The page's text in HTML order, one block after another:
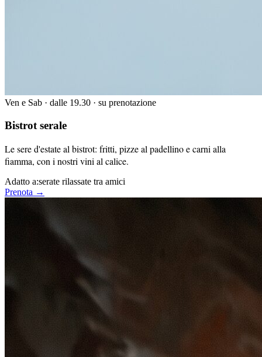
Ven e Sab · dalle 19.30 · su prenotazione
Bistrot serale
Le sere d'estate al bistrot: fritti, pizze al padellino e carni alla
fiamma, con i nostri vini al calice.
Adatto a:serate rilassate tra amici
Prenota →